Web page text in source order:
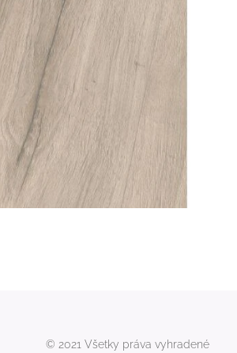
© 2021 Všetky práva vyhradené